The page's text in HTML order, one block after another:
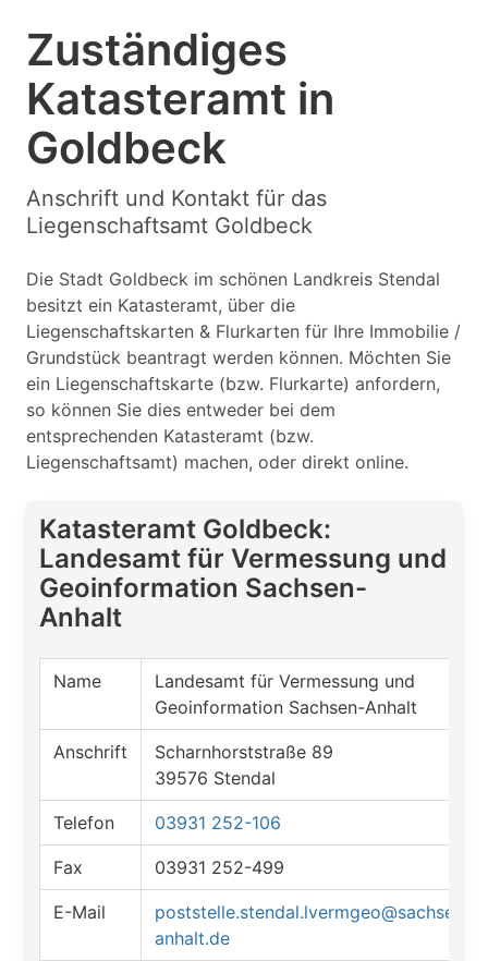
Zuständiges
Katasteramt in
Goldbeck
Anschrift und Kontakt für das
Liegenschaftsamt Goldbeck
Die Stadt Goldbeck im schönen Landkreis Stendal
besitzt ein Katasteramt, über die
Liegenschaftskarten & Flurkarten für Ihre Immobilie /
Grundstück beantragt werden können. Möchten Sie
ein Liegenschaftskarte (bzw. Flurkarte) anfordern,
so können Sie dies entweder bei dem
entsprechenden Katasteramt (bzw.
Liegenschaftsamt) machen, oder direkt online.
Katasteramt Goldbeck:
Landesamt für Vermessung und
Geoinformation Sachsen-
Anhalt
Name
Landesamt für Vermessung und
Geoinformation Sachsen-Anhalt
Anschrift
Scharnhorststraße 89
39576 Stendal
Telefon 03931 252-106
Fax 03931 252-499
E-Mail
poststelle.stendal.lvermgeo@sachsen-
anhalt.de